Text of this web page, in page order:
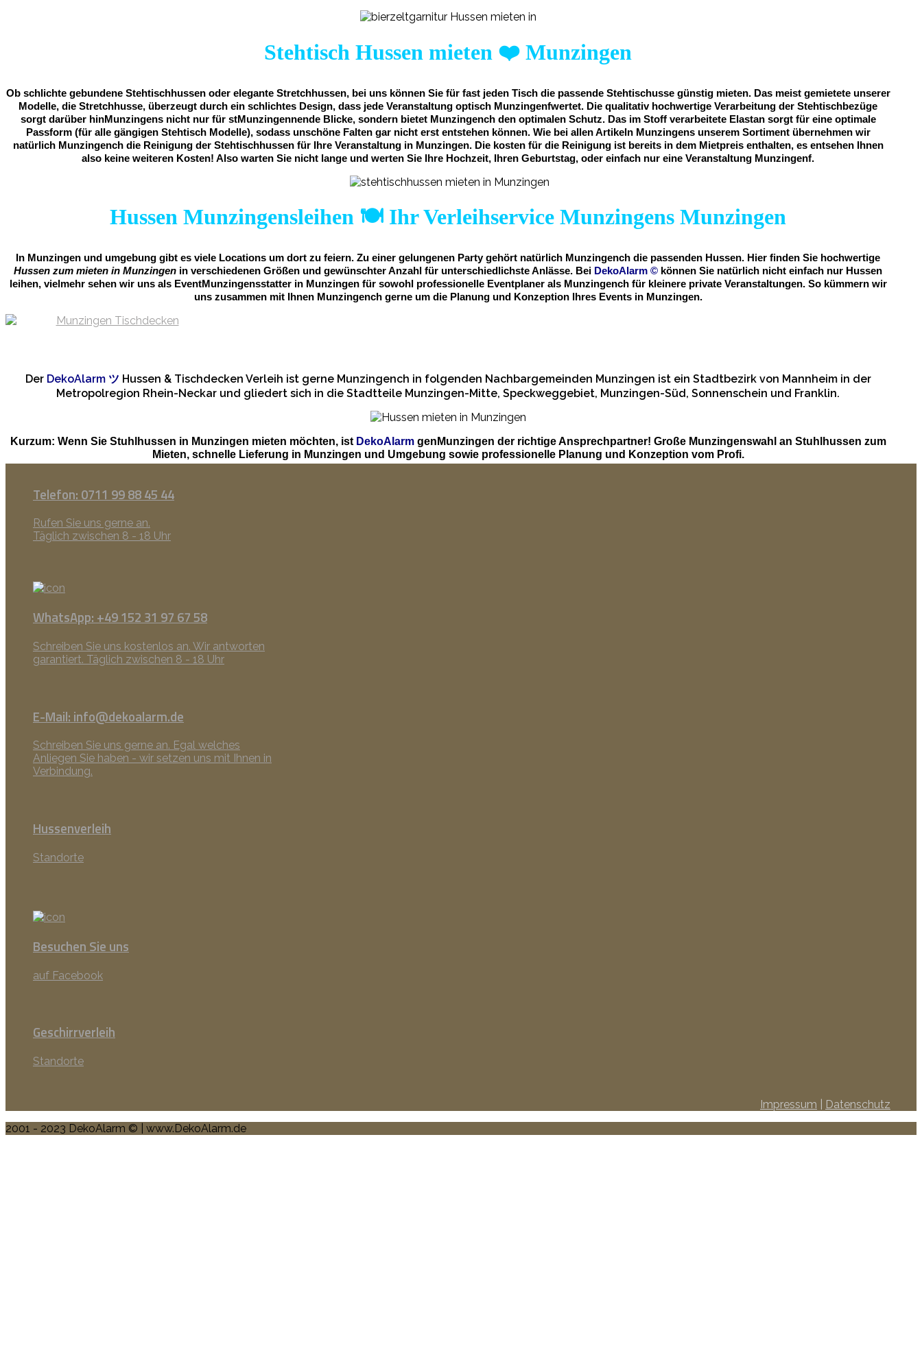
Stehtisch Hussen mieten ❤️ Munzingen
Ob schlichte gebundene Stehtischhussen oder elegante Stretchhussen, bei uns können Sie für fast jeden Tisch die passende Stehtischusse günstig mieten. Das meist gemietete unserer
Modelle, die Stretchhusse, überzeugt durch ein schlichtes Design, dass jede Veranstaltung optisch Munzingenfwertet. Die qualitativ hochwertige Verarbeitung der Stehtischbezüge
sorgt darüber hinMunzingens nicht nur für stMunzingennende Blicke, sondern bietet Munzingench den optimalen Schutz. Das im Stoff verarbeitete Elastan sorgt für eine optimale
Passform (für alle gängigen Stehtisch Modelle), sodass unschöne Falten gar nicht erst entstehen können. Wie bei allen Artikeln Munzingens unserem Sortiment übernehmen wir
natürlich Munzingench die Reinigung der Stehtischhussen für Ihre Veranstaltung in Munzingen. Die kosten für die Reinigung ist bereits in dem Mietpreis enthalten, es entsehen Ihnen
also keine weiteren Kosten! Also warten Sie nicht lange und werten Sie Ihre Hochzeit, Ihren Geburtstag, oder einfach nur eine Veranstaltung Munzingenf.
Hussen Munzingensleihen 🍽️ Ihr Verleihservice Munzingens Munzingen
In Munzingen und umgebung gibt es viele Locations um dort zu feiern. Zu einer gelungenen Party gehört natürlich Munzingench die passenden Hussen. Hier finden Sie hochwertige
Hussen zum mieten in Munzingen in verschiedenen Größen und gewünschter Anzahl für unterschiedlichste Anlässe. Bei DekoAlarm © können Sie natürlich nicht einfach nur Hussen
leihen, vielmehr sehen wir uns als EventMunzingensstatter in Munzingen für sowohl professionelle Eventplaner als Munzingench für kleinere private Veranstaltungen. So kümmern wir
uns zusammen mit Ihnen Munzingench gerne um die Planung und Konzeption Ihres Events in Munzingen.
Der DekoAlarm ツ Hussen & Tischdecken Verleih ist gerne Munzingench in folgenden Nachbargemeinden Munzingen ist ein Stadtbezirk von Mannheim in der
Metropolregion Rhein-Neckar und gliedert sich in die Stadtteile Munzingen-Mitte, Speckweggebiet, Munzingen-Süd, Sonnenschein und Franklin.
Kurzum: Wenn Sie Stuhlhussen in Munzingen mieten möchten, ist DekoAlarmgenMunzingen der richtige Ansprechpartner! Große Munzingenswahl an Stuhlhussen zum
Mieten, schnelle Lieferung in Munzingen und Umgebung sowie professionelle Planung und Konzeption vom Profi.
Telefon: 0711 99 88 45 44
Rufen Sie uns gerne an.
Täglich zwischen 8 - 18 Uhr
WhatsApp: +49 152 31 97 67 58
Schreiben Sie uns kostenlos an. Wir antworten
garantiert. Täglich zwischen 8 - 18 Uhr
E-Mail: info@dekoalarm.de
Schreiben Sie uns gerne an. Egal welches
Anliegen Sie haben - wir setzen uns mit Ihnen in
Verbindung.
Hussenverleih
Standorte
Besuchen Sie uns
auf Facebook
Geschirrverleih
Standorte
Impressum
Datenschutz
2001 - 2023 DekoAlarm © | www.DekoAlarm.de